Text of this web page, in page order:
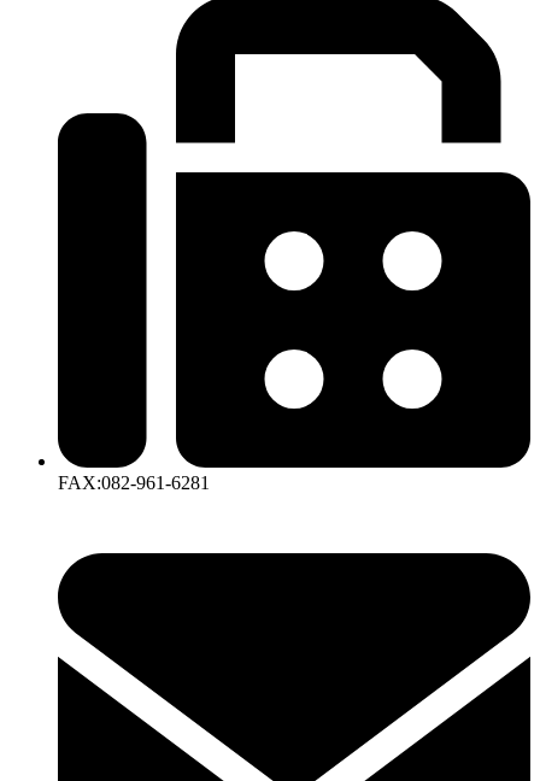
FAX:082-961-6281